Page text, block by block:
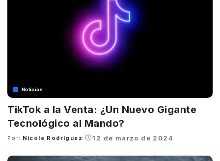
Noticias
TikTok a la Venta: ¿Un Nuevo Gigante
Tecnológico al Mando?
Posted
Por: Nicole Rodríguez 12 de marzo de 2024